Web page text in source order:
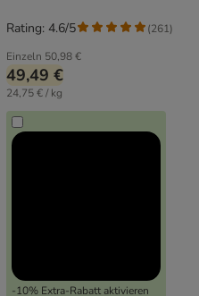
Einzeln 50,98 €
49,49 €
24,75 € / kg
-10% Extra-Rabatt aktivieren
Rating: 4.6/5 (261)